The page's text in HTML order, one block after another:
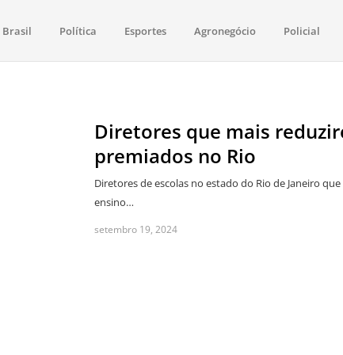
saúde, esportes, economia e os principais acontecimentos de
Brasil Política Esportes Agronegócio Policial
Diretores que mais
premiados no Rio
Diretores de escolas no estado do Rio de Janeiro
ensino…
setembro 19, 2024